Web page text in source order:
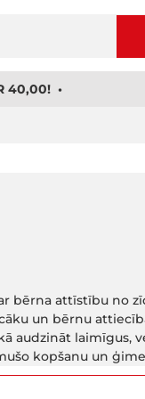
40,00! •
bērna attīstību no
un bērnu
audzināt laimīgus,
kopšanu un